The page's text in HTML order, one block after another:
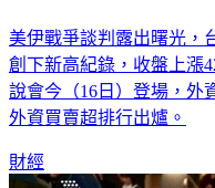
美伊戰爭談判露出曙光，
創下新高紀錄，收盤上漲
說會今（16日）登場，外
外資買賣超排行出爐。
財經